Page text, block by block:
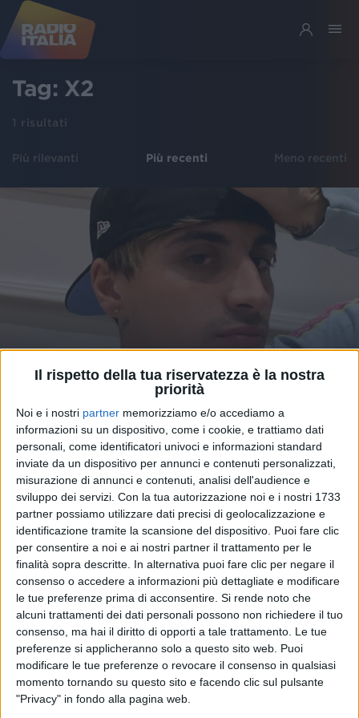
Il rispetto della tua riservatezza è la nostra
priorità
Noi e i nostri partner memorizziamo e/o accediamo a
informazioni su un dispositivo, come i cookie, e trattiamo dati
personali, come identificatori univoci e informazioni standard
inviate da un dispositivo per annunci e contenuti personalizzati,
misurazione di annunci e contenuti, analisi dell'audience e
sviluppo dei servizi. Con la tua autorizzazione noi e i nostri 1733
partner possiamo utilizzare dati precisi di geolocalizzazione e
identificazione tramite la scansione del dispositivo. Puoi fare clic
per consentire a noi e ai nostri partner il trattamento per le
finalità sopra descritte. In alternativa puoi fare clic per negare il
consenso o accedere a informazioni più dettagliate e modificare
le tue preferenze prima di acconsentire. Si rende noto che
alcuni trattamenti dei dati personali possono non richiedere il tuo
consenso, ma hai il diritto di opporti a tale trattamento. Le tue
preferenze si applicheranno solo a questo sito web. Puoi
modificare le tue preferenze o revocare il consenso in qualsiasi
momento tornando su questo sito e facendo clic sul pulsante
"Privacy" in fondo alla pagina web.
Tag: X2
1 risultati
Più rilevanti Più recenti Meno recenti
RE DELLE VENDITE 15 gen 2022
Sick Luke si prende tutto: è primo in
classifica tra album, vinili e singoli
“X2”, il suo primo album, conquista le graduatorie di
vendita. Anche il podio delle canzoni più acquistate
è interamente occupato dal rapper, che sui social
ringrazia e dice: “Non mi sarei mai aspettato tutto
questo
Andrea Basso